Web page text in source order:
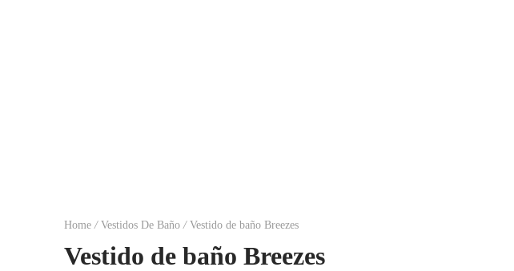
Home / Vestidos De Baño /Vestido de baño Breezes
Vestido de baño Breezes